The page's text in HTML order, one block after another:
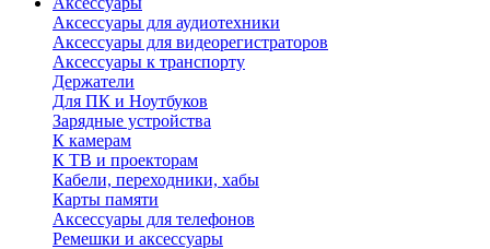
Аксессуары для аудиотехники
Аксессуары для видеорегистраторов
Аксессуары к транспорту
Держатели
Для ПК и Ноутбуков
Зарядные устройства
К камерам
К ТВ и проекторам
Кабели, переходники, хабы
Карты памяти
Аксессуары для телефонов
Ремешки и аксессуары